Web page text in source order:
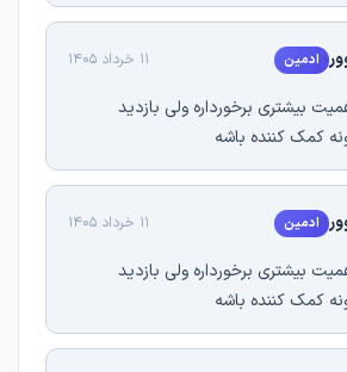
ادمین 11 خرداد 1405
بیشتری برخورداره ولی بازدید
کمک کننده باشه
ادمین 11 خرداد 1405
بیشتری برخورداره ولی بازدید
کمک کننده باشه